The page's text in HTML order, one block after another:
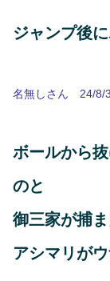
ジャンプ後
名無しさん 24/8/
ボールから
のと
御三家が捕
アシマリが